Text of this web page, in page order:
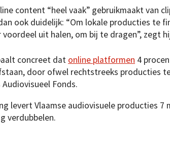
content “heel vaak” gebruikmaakt van
ook duidelijk: “Om lokale producties te
uit halen, om bij te dragen”, zegt
concreet dat online platformen 4
door ofwel rechtstreeks producties
Fonds.
levert Vlaamse audiovisuele producties 7
verdubbelen.